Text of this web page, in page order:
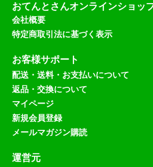
おてんとさんオンラインショッ
会社概要
特定商取引法に基づく表示
お客様サポート
配送・送料・お支払いについて
返品・交換について
マイページ
新規会員登録
メールマガジン購読
運営元